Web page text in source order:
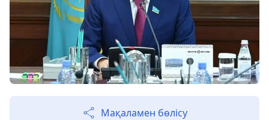
Мақаламен бөлісу